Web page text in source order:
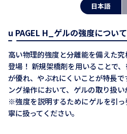
日本語
u PAGEL H_ゲルの強度につい
高い物理的強度と分離能を備えた
登場！ 新規架橋剤を用いることで
が優れ、やぶれにくいことが特長で
ング操作において、ゲルの取り扱い
※強度を説明するためにゲルを引
寧に扱ってください。